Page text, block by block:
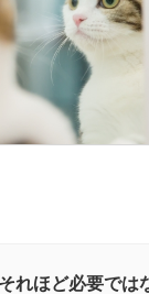
れほど必要では